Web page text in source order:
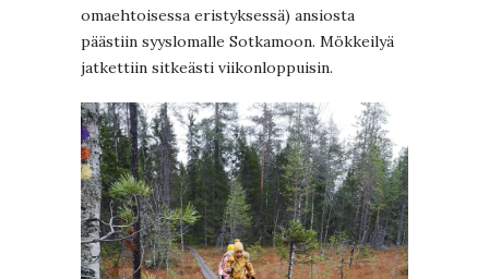
omaehtoisessa eristyksessä) ansiosta
päästiin syyslomalle Sotkamoon. Mökkeilyä
jatkettiin sitkeästi viikonloppuisin.